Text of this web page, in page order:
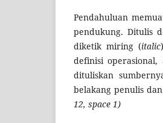
Pendahuluan
pendukung. Ditulis
diketik miring (italic
definisi
dituliskan
belakang penulis
12, space 1)